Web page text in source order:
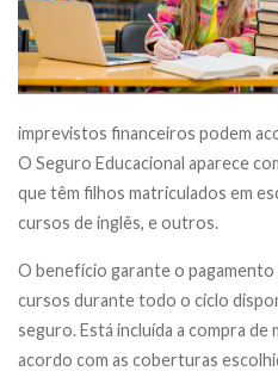
imprevistos financeiros podem
O Seguro Educacional aparece
que têm filhos matriculados em
cursos de inglês, e outros.
O benefício garante o pagamento
cursos durante todo o ciclo
seguro. Está incluída a compra
acordo com as coberturas